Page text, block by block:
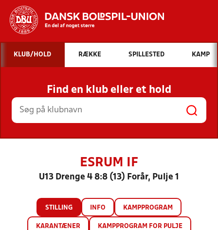
Hvad vil du søge efter?
INDHOLD OG NYHEDER
STILLINGER, RESULTATER, KLUBBER OG
HOLD
KLUB/HOLD RÆKKE SPILLESTED KAMP
Find en klub eller et hold
ESRUM IF
U13 Drenge 4 8:8 (13) Forår, Pulje 1
STILLING INFO KAMPPROGRAM
KARANTÆNER KAMPPROGRAM FOR PULJE